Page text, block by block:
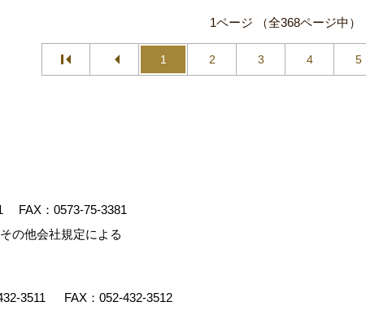
1ページ （全368ページ中）
1 2 3 4 5
FAX：0573-75-3381
の他会社規定による
3511 FAX：052-432-3512